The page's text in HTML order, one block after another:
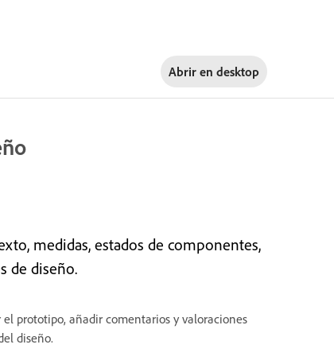
Abrir en desktop
medidas, estados de componentes,
de diseño.
prototipo, añadir comentarios y valoraciones
diseño.